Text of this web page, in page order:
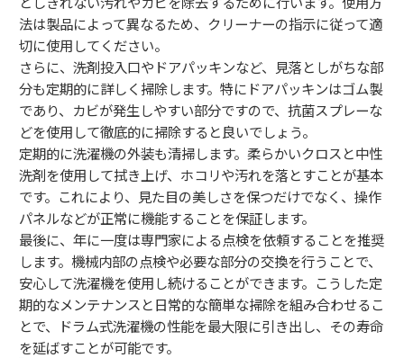
法は製品によって異なるため、クリーナーの指示に従って適
切に使用してください。
さらに、洗剤投入口やドアパッキンなど、見落としがちな部
分も定期的に詳しく掃除します。特にドアパッキンはゴム製
であり、カビが発生しやすい部分ですので、抗菌スプレーな
どを使用して徹底的に掃除すると良いでしょう。
定期的に洗濯機の外装も清掃します。柔らかいクロスと中性
洗剤を使用して拭き上げ、ホコリや汚れを落とすことが基本
です。これにより、見た目の美しさを保つだけでなく、操作
パネルなどが正常に機能することを保証します。
最後に、年に一度は専門家による点検を依頼することを推奨
します。機械内部の点検や必要な部分の交換を行うことで、
安心して洗濯機を使用し続けることができます。こうした定
期的なメンテナンスと日常的な簡単な掃除を組み合わせるこ
とで、ドラム式洗濯機の性能を最大限に引き出し、その寿命
を延ばすことが可能です。